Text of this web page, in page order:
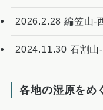
2026.2.28 編笠山-
2024.11.30 石割山
各地の湿原をめ